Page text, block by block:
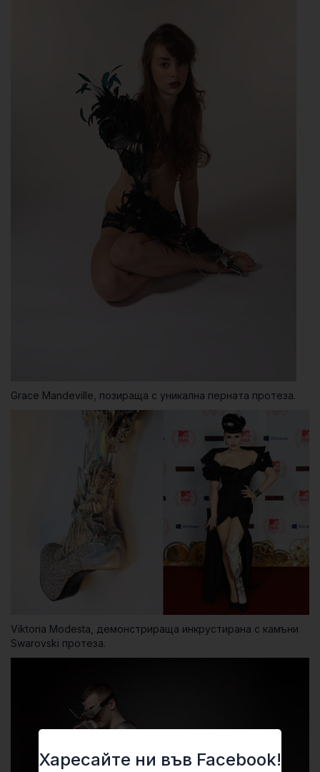
Grace Mandeville, позираща с уникална перната протеза.
Viktoria Modesta, демонстрираща инкрустирана с камъни
Swarovski протеза.
Харесайте ни във Facebook!